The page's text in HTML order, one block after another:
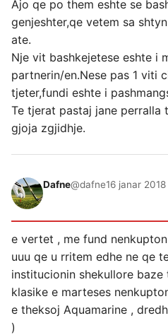
Ajo qe po them eshte se
genjeshter,qe vetem sa
ate.
Nje vit bashkejetese eshte i
partnerin/en.Nese pas 1 viti
tjeter,fundi eshte i
Te tjerat pastaj jane perralla
gjoja zgjidhje.
Dafne@dafne16 janar
e vertet , me fund
uuu qe u rritem edhe ne qe
institucionin shekullore baze
klasike e marteses
e theksoj Aquamarine ,
)